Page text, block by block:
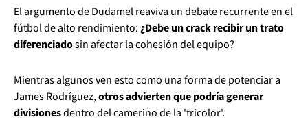
El argumento de Dudamel reaviva un debate recurrente en el
fútbol de alto rendimiento:¿Debe un crack recibir un trato
diferenciadosin afectar la cohesión del equipo?
Mientras algunos ven esto como una forma de potenciar a
James Rodríguez,otros advierten que podría generar
divisionesdentro del camerino de la 'tricolor'.